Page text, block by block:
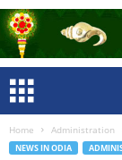
Home Administration
NEWS IN ODIA